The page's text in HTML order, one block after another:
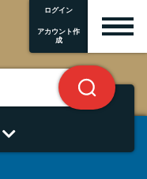
ログイン
アカウント作
成